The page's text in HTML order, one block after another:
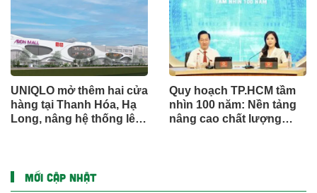
UNIQLO mở thêm hai cửa
hàng tại Thanh Hóa, Hạ
Long, nâng hệ thống lên
Quy hoạch TP.HCM tầm
nhìn 100 năm: Nền tảng
nâng cao chất lượng
MỚI CẬP NHẬT